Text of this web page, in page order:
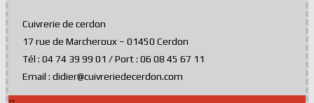
Cuivrerie de cerdon
17 rue de Marcheroux – 01450 Cerdon
Tél : 04 74 39 99 01 / Port : 06 08 45 67 11
Email : didier@cuivreriedecerdon.com